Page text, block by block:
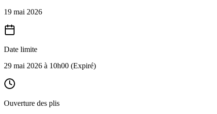
19 mai 2026
Date limite
29 mai 2026 à 10h00 (Expiré)
Ouverture des plis